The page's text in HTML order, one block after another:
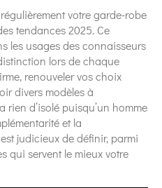
votre garde-robe
tendances 2025. Ce
les usages des connaisseurs
lors de chaque
renouveler vos choix
divers modèles à
rien d’isolé puisqu’un homme
et la
judicieux de définir, parmi
qui servent le mieux votre